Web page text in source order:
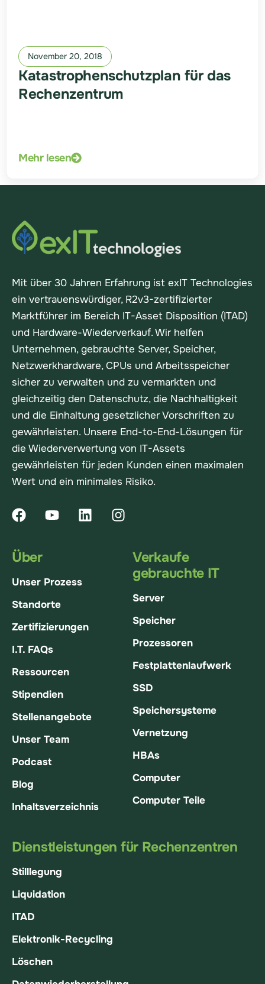
November 20, 2018
Katastrophenschutzplan für das
Rechenzentrum
Mehr lesen
Mit über 30 Jahren Erfahrung ist exIT Technologies
ein vertrauenswürdiger, R2v3-zertifizierter
Marktführer im Bereich IT-Asset Disposition (ITAD)
und Hardware-Wiederverkauf. Wir helfen
Unternehmen, gebrauchte Server, Speicher,
Netzwerkhardware, CPUs und Arbeitsspeicher
sicher zu verwalten und zu vermarkten und
gleichzeitig den Datenschutz, die Nachhaltigkeit
und die Einhaltung gesetzlicher Vorschriften zu
gewährleisten. Unsere End-to-End-Lösungen für
die Wiederverwertung von IT-Assets
gewährleisten für jeden Kunden einen maximalen
Wert und ein minimales Risiko.
Über
Unser Prozess
Standorte
Zertifizierungen
I.T. FAQs
Ressourcen
Stipendien
Stellenangebote
Unser Team
Podcast
Blog
Inhaltsverzeichnis
Verkaufe
gebrauchte IT
Server
Speicher
Prozessoren
Festplattenlaufwerk
SSD
Speichersysteme
Vernetzung
HBAs
Computer
Computer Teile
Dienstleistungen für Rechenzentren
Stilllegung
Liquidation
ITAD
Elektronik-Recycling
Löschen